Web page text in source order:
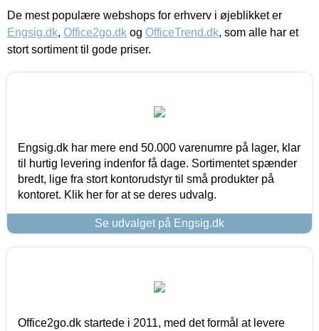
De mest populære webshops for erhverv i øjeblikket er
Engsig.dk, Office2go.dk og OfficeTrend.dk, som alle har et
stort sortiment til gode priser.
Engsig.dk har mere end 50.000 varenumre på lager, klar
til hurtig levering indenfor få dage. Sortimentet spænder
bredt, lige fra stort kontorudstyr til små produkter på
kontoret. Klik her for at se deres udvalg.
Se udvalget på Engsig.dk
Office2go.dk startede i 2011, med det formål at levere